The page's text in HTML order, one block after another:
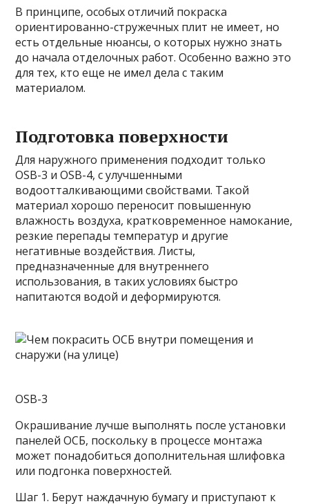
В принципе, особых отличий покраска
ориентированно-стружечных плит не имеет, но
есть отдельные нюансы, о которых нужно знать
до начала отделочных работ. Особенно важно это
для тех, кто еще не имел дела с таким
материалом.
Подготовка поверхности
Для наружного применения подходит только
OSB-3 и OSB-4, с улучшенными
водоотталкивающими свойствами. Такой
материал хорошо переносит повышенную
влажность воздуха, кратковременное намокание,
резкие перепады температур и другие
негативные воздействия. Листы,
предназначенные для внутреннего
использования, в таких условиях быстро
напитаются водой и деформируются.
OSB-3
Окрашивание лучше выполнять после установки
панелей ОСБ, поскольку в процессе монтажа
может понадобиться дополнительная шлифовка
или подгонка поверхностей.
Шаг 1. Берут наждачную бумагу и приступают к